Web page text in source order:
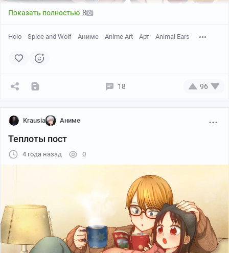
Показать полностью 8
Holo Spice and Wolf Аниме Anime Art Арт Animal Ears
18 96
Krausia Аниме
Теплоты пост
4 года назад 0